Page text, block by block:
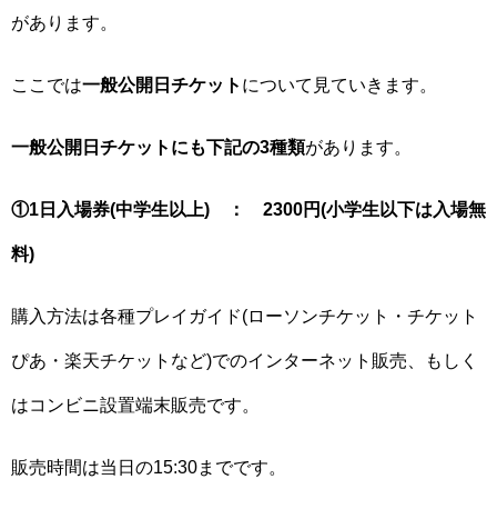
があります。
ここでは一般公開日チケット について見ていきます。
一般公開日チケットにも下記の3種類があります。
①1日入場券(中学生以上) ： 2300円(小学生以下は入場無
料)
購入方法は各種プレイガイド(ローソンチケット・チケット
ぴあ・楽天チケットなど)でのインターネット販売、もしく
はコンビニ設置端末販売です。
販売時間は当日の15:30までです。